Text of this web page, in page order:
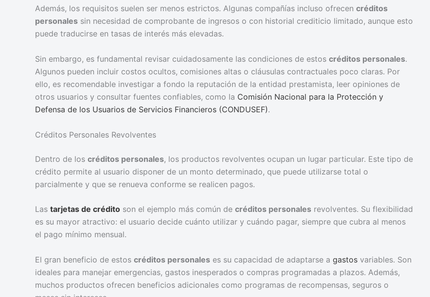
Además, los requisitos suelen ser menos estrictos. Algunas compañías incluso ofrecen créditos
personales sin necesidad de comprobante de ingresos o con historial crediticio limitado, aunque esto
puede traducirse en tasas de interés más elevadas.
Sin embargo, es fundamental revisar cuidadosamente las condiciones de estos créditos personales.
Algunos pueden incluir costos ocultos, comisiones altas o cláusulas contractuales poco claras. Por
ello, es recomendable investigar a fondo la reputación de la entidad prestamista, leer opiniones de
otros usuarios y consultar fuentes confiables, como la Comisión Nacional para la Protección y
Defensa de los Usuarios de Servicios Financieros (CONDUSEF).
Créditos Personales Revolventes
Dentro de los créditos personales, los productos revolventes ocupan un lugar particular. Este tipo de
crédito permite al usuario disponer de un monto determinado, que puede utilizarse total o
parcialmente y que se renueva conforme se realicen pagos.
Las tarjetas de crédito son el ejemplo más común de créditos personales revolventes. Su flexibilidad
es su mayor atractivo: el usuario decide cuánto utilizar y cuándo pagar, siempre que cubra al menos
el pago mínimo mensual.
El gran beneficio de estos créditos personales es su capacidad de adaptarse a gastos variables. Son
ideales para manejar emergencias, gastos inesperados o compras programadas a plazos. Además,
muchos productos ofrecen beneficios adicionales como programas de recompensas, seguros o